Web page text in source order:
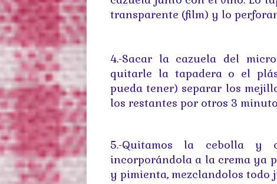
transparente (film) y lo
4.-Sacar la cazuela del
quitarle la tapadera o el
pueda tener) separar los
los restantes por otros 3
5.-Quitamos la cebolla y
incorporándola a la crema ya
y pimienta, mezclandolos todo